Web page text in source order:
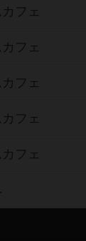
フェ
フェ
フェ
フェ
フェ